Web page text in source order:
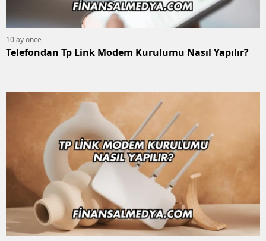
10 ay önce
Telefondan Tp Link Modem Kurulumu Nasıl Yapılır?